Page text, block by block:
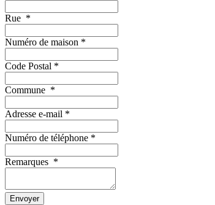
Rue *
Numéro de maison *
Code Postal *
Commune *
Adresse e-mail *
Numéro de téléphone *
Remarques *
Envoyer